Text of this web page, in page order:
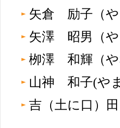
矢倉 励子（
矢澤 昭男（
栁澤 和輝（
山神 和子(や
吉（土に口